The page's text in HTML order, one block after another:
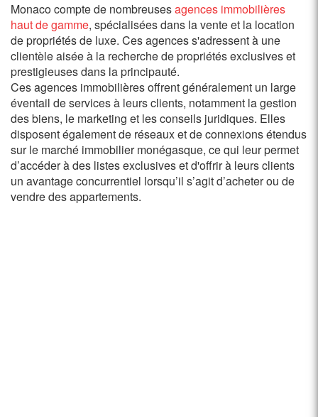
Monaco compte de nombreusesagences immobilières
haut de gamme, spécialisées dans la vente et la location
de propriétés de luxe. Ces agences s'adressent à une
clientèle aisée à la recherche de propriétés exclusives et
prestigieuses dans la principauté.
Ces agences immobilières offrent généralement un large
éventail de services à leurs clients, notamment la gestion
des biens, le marketing et les conseils juridiques. Elles
disposent également de réseaux et de connexions étendus
sur le marché immobilier monégasque, ce qui leur permet
d’accéder à des listes exclusives et d'offrir à leurs clients
un avantage concurrentiel lorsqu’il s’agit d’acheter ou de
vendre des appartements.